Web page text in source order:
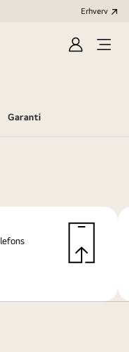
Erhverv
Log
Åbn
Garanti